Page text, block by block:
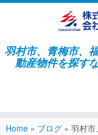
羽村市、青梅市、
動産物件を探す
Home » ブログ » 羽村市